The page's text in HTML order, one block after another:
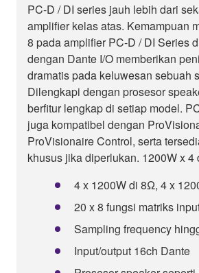
PC-D / DI series jauh lebih dari
amplifier kelas atas. Kemampuan
8 pada amplifier PC-D / DI Series
dengan Dante I/O memberikan
dramatis pada keluwesan sebuah
Dilengkapi dengan prosesor
berfitur lengkap di setiap model.
juga kompatibel dengan
ProVisionaire Control, serta
khusus jika diperlukan. 1200W x 4
4 x 1200W di 8Ω, 4 x
20 x 8 fungsi matriks
Sampling frequency
Input/output 16ch Dante